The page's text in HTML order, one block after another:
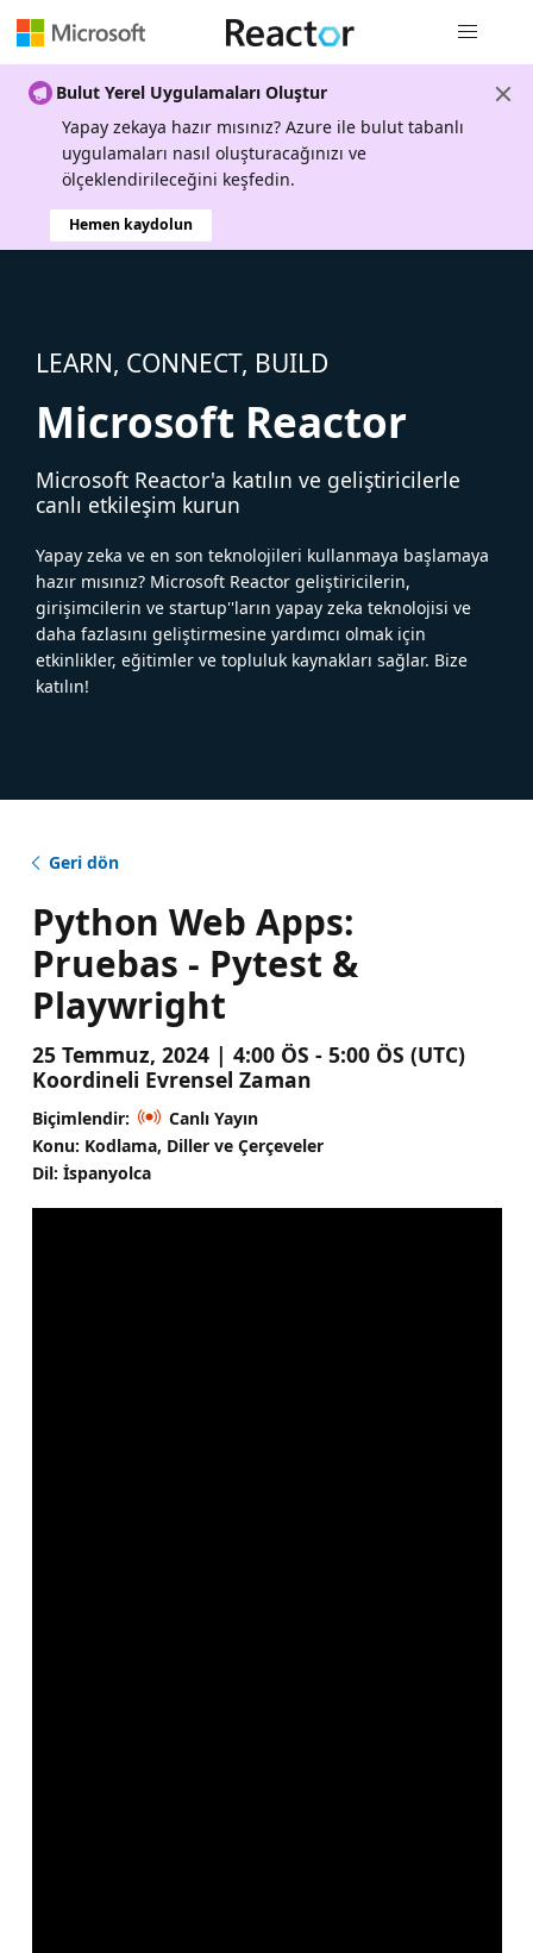
Bulut Yerel Uygulamaları Oluştur
Yapay zekaya hazır mısınız? Azure ile bulut tabanlı
uygulamaları nasıl oluşturacağınızı ve
ölçeklendirileceğini keşfedin.
Hemen kaydolun
LEARN, CONNECT, BUILD
Microsoft Reactor
Microsoft Reactor'a katılın ve geliştiricilerle
canlı etkileşim kurun
Yapay zeka ve en son teknolojileri kullanmaya başlamaya
hazır mısınız? Microsoft Reactor geliştiricilerin,
girişimcilerin ve startup''ların yapay zeka teknolojisi ve
daha fazlasını geliştirmesine yardımcı olmak için
etkinlikler, eğitimler ve topluluk kaynakları sağlar. Bize
katılın!
Geri dön
Python Web Apps:
Pruebas - Pytest &
Playwright
25 Temmuz, 2024 | 4:00 ÖS - 5:00 ÖS (UTC)
Koordineli Evrensel Zaman
Biçimlendir:
Canlı Yayın
Konu: Kodlama, Diller ve Çerçeveler
Dil: İspanyolca